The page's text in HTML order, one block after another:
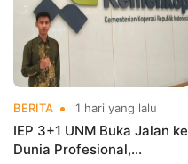
BERITA 1 hari yang lalu
IEP 3+1 UNM Buka Jalan ke
Dunia Profesional,